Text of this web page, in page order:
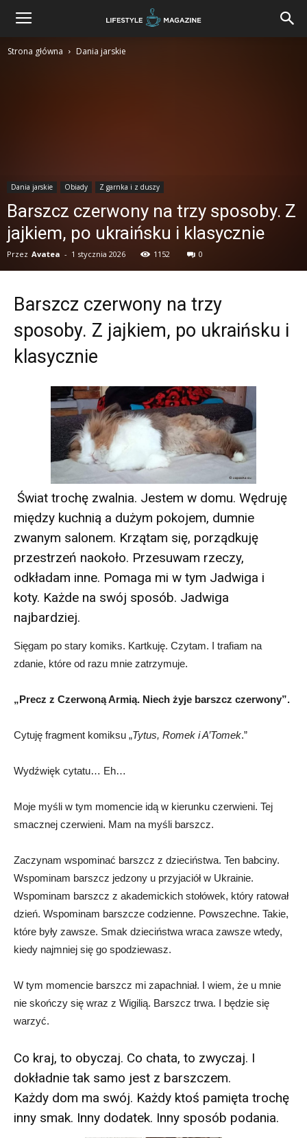
Strona główna Dania jarskie
Dania jarskie Obiady Z garnka i z duszy
Barszcz czerwony na trzy sposoby. Z
jajkiem, po ukraińsku i klasycznie
Przez Avatea - 1 stycznia 2026 1152 0
Barszcz czerwony na trzy
sposoby. Z jajkiem, po ukraińsku i
klasycznie
Świat trochę zwalnia. Jestem w domu. Wędruję
między kuchnią a dużym pokojem, dumnie
zwanym salonem. Krzątam się, porządkuję
przestrzeń naokoło. Przesuwam rzeczy,
odkładam inne. Pomaga mi w tym Jadwiga i
koty. Każde na swój sposób. Jadwiga
najbardziej.
Sięgam po stary komiks. Kartkuję. Czytam. I trafiam na
zdanie, które od razu mnie zatrzymuje.
„Precz z Czerwoną Armią. Niech żyje barszcz czerwony”.
Cytuję fragment komiksu „Tytus, Romek i A’Tomek.”
Wydźwięk cytatu… Eh…
Moje myśli w tym momencie idą w kierunku czerwieni. Tej
smacznej czerwieni. Mam na myśli barszcz.
Zaczynam wspominać barszcz z dzieciństwa. Ten babciny.
Wspominam barszcz jedzony u przyjaciół w Ukrainie.
Wspominam barszcz z akademickich stołówek, który ratował
dzień. Wspominam barszcze codzienne. Powszechne. Takie,
które były zawsze. Smak dzieciństwa wraca zawsze wtedy,
kiedy najmniej się go spodziewasz.
W tym momencie barszcz mi zapachniał. I wiem, że u mnie
nie skończy się wraz z Wigilią. Barszcz trwa. I będzie się
warzyć.
Co kraj, to obyczaj. Co chata, to zwyczaj. I
dokładnie tak samo jest z barszczem.
Każdy dom ma swój. Każdy ktoś pamięta trochę
inny smak. Inny dodatek. Inny sposób podania.